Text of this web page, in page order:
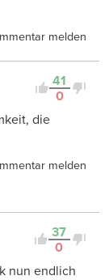
melden
41
0
die
melden
37
0
nun endlich